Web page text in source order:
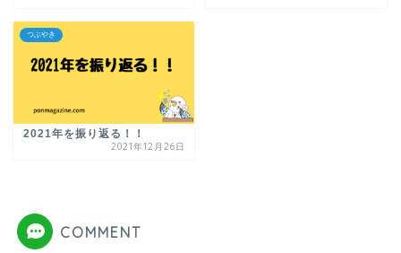
つぶやき
2021年を振り返る！！
2021年12月26日
COMMENT